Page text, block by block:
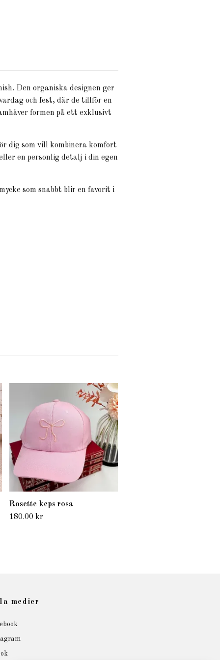
Den organiska designen ger
och fest, där de tillför en
formen på ett exklusivt
dig som vill kombinera komfort
en personlig detalj i din egen
som snabbt blir en favorit i
Rosette keps rosa
180.00 kr
medier